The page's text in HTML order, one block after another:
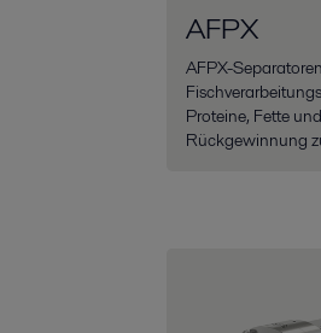
AFPX
AFPX-
Proteine, Fette
Rückgewinnung